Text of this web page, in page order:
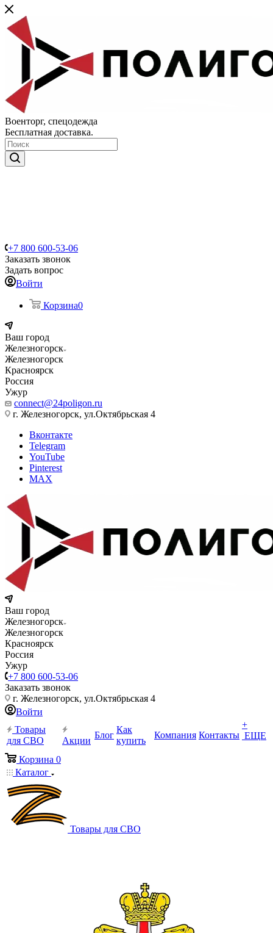
Военторг, спецодежда
Бесплатная доставка.
+7 800 600-53-06
Заказать звонок
Задать вопрос
Войти
Корзина0
Ваш город
Железногорск
Железногорск
Красноярск
Россия
Ужур
connect@24poligon.ru
г. Железногорск, ул.Октябрьская 4
Вконтакте
Telegram
YouTube
Pinterest
MAX
Ваш город
Железногорск
Железногорск
Красноярск
Россия
Ужур
+7 800 600-53-06
Заказать звонок
г. Железногорск, ул.Октябрьская 4
Войти
Товары
для СВО
Акции
Блог
Как
купить
Компания Контакты
+
ЕЩЕ
Корзина 0
Каталог
Товары для СВО